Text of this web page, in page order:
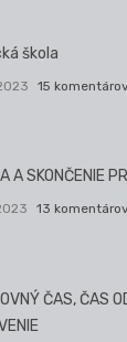
škola
15 komentárov
A SKONČENIE
13 komentárov
ČAS, ČAS